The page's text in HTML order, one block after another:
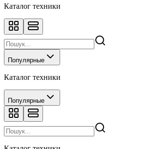
Каталог техники
Популярные
Каталог техники
Популярные